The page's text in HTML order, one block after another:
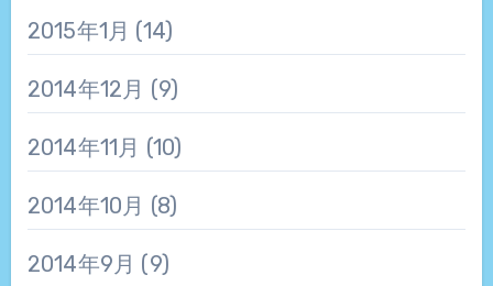
2015年1月 (14)
2014年12月 (9)
2014年11月 (10)
2014年10月 (8)
2014年9月 (9)